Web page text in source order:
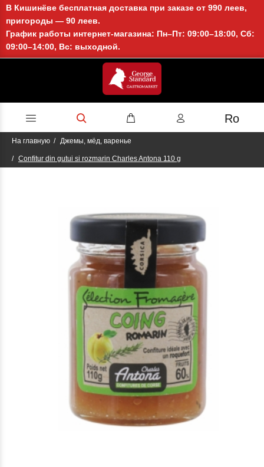
В Кишинёве бесплатная доставка при заказе от 990 леев,
пригороды — 90 леев.
График работы интернет-магазина: Пн–Пт: 09:00–18:00, Сб:
09:00–14:00, Вс: выходной.
Ro
На главную Джемы, мёд, варенье
Confitur din gutui si rozmarin Charles Antona 110 g